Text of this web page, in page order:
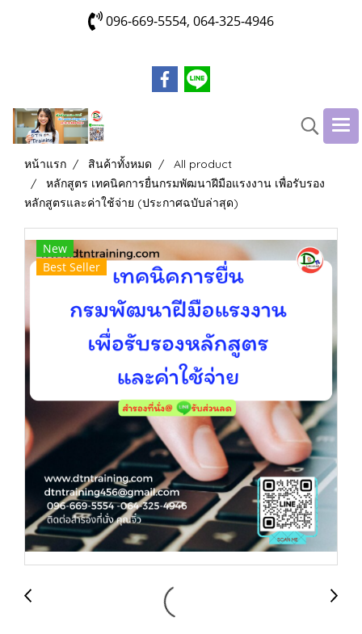
096-669-5554, 064-325-4946
หน้าแรก สินค้าทั้งหมด
All product
หลักสูตร เทคนิคการยื่นกรมพัฒนาฝีมือแรงงาน เพื่อรับรอง
หลักสูตรและค่าใช้จ่าย (ประกาศฉบับล่าสุด)
New
Best Seller